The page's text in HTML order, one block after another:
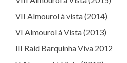
VII Almourol à vista (2014)
VI Almourol à Vista (2013)
III Raid Barquinha Viva 2012